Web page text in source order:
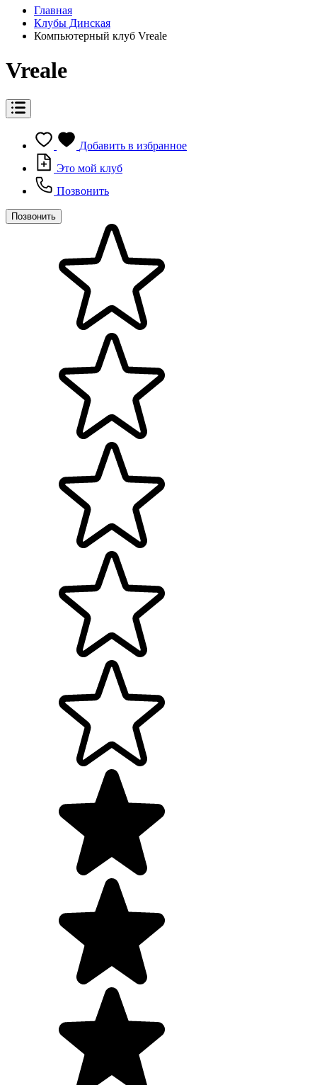
Главная
Клубы Динская
Компьютерный клуб Vreale
Vreale
Добавить в избранное
Это мой клуб
Позвонить
Позвонить